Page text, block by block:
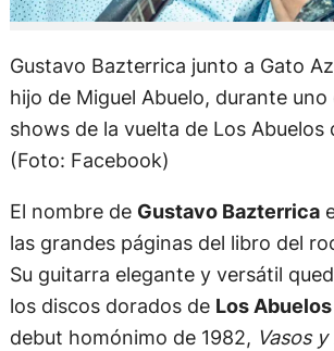
Gustavo Bazterrica junto a Gato
hijo de Miguel Abuelo, durante
shows de la vuelta de Los Abuelos
(Foto: Facebook)
El nombre de Gustavo Bazterrica
las grandes páginas del libro del
Su guitarra elegante y versátil
los discos dorados de Los
debut homónimo de 1982, Vasos